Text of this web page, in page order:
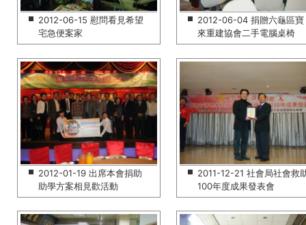
2012-06-15 慰問看見希望
宅急便案家
2012-06-04 捐贈六龜區寶
來重建協會二手電腦桌椅
2012-01-19 出席本會捐助
助學方案相見歡活動
2011-12-21 社會局社會救
100年度成果發表會